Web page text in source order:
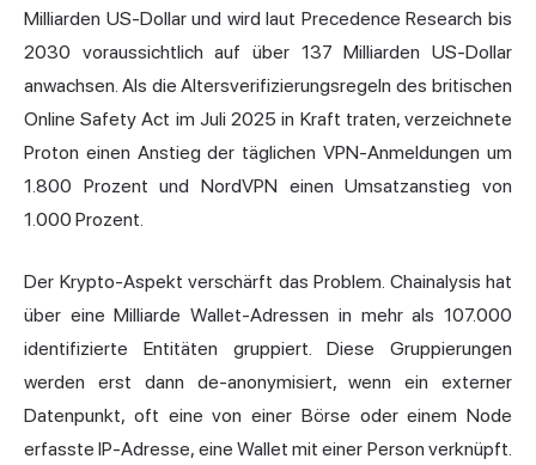
Milliarden US-Dollar und wird laut Precedence Research bis
2030 voraussichtlich auf über 137 Milliarden US-Dollar
anwachsen. Als die Altersverifizierungsregeln des britischen
Online Safety Act im Juli 2025 in Kraft traten, verzeichnete
Proton einen Anstieg der täglichen VPN-Anmeldungen um
1.800 Prozent und NordVPN einen Umsatzanstieg von
1.000 Prozent.
Der Krypto-Aspekt verschärft das Problem. Chainalysis hat
über eine Milliarde Wallet-Adressen in mehr als 107.000
identifizierte Entitäten gruppiert. Diese Gruppierungen
werden erst dann de-anonymisiert, wenn ein externer
Datenpunkt, oft eine von einer Börse oder einem Node
erfasste IP-Adresse, eine Wallet mit einer Person verknüpft.